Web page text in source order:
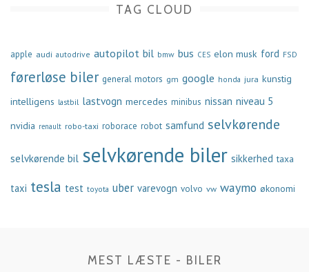
TAG CLOUD
apple audi autodrive autopilot bil bmw bus CES elon musk ford FSD
førerløse biler general motors gm google honda jura kunstig
intelligens lastbil lastvogn mercedes minibus nissan niveau 5
nvidia renault robo-taxi roborace robot samfund selvkørende
selvkørende bil selvkørende biler sikkerhed taxa
taxi tesla test toyota uber varevogn volvo vw waymo økonomi
MEST LÆSTE - BILER